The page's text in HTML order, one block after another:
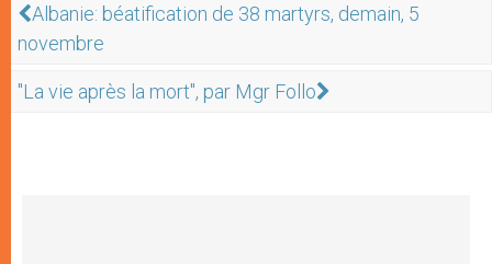
Albanie: béatification de 38 martyrs, demain, 5
novembre
"La vie après la mort", par Mgr Follo